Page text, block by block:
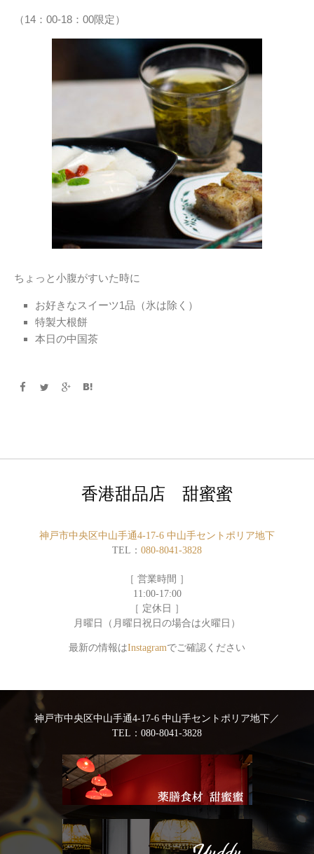
（14：00-18：00限定）
ちょっと小腹がすいた時に
お好きなスイーツ1品（氷は除く）
特製大根餅
本日の中国茶
香港甜品店 甜蜜蜜
神戸市中央区中山手通4-17-6 中山手セントポリア地下
TEL： 080-8041-3828
［ 営業時間 ］
11:00-17:00
［ 定休日 ］
月曜日（月曜日祝日の場合は火曜日）
最新の情報はInstagramでご確認ください
神戸市中央区中山手通4-17-6 中山手セントポリア地下／
TEL： 080-8041-3828